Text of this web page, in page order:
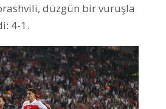
düzgün bir vuruşla
4-1.